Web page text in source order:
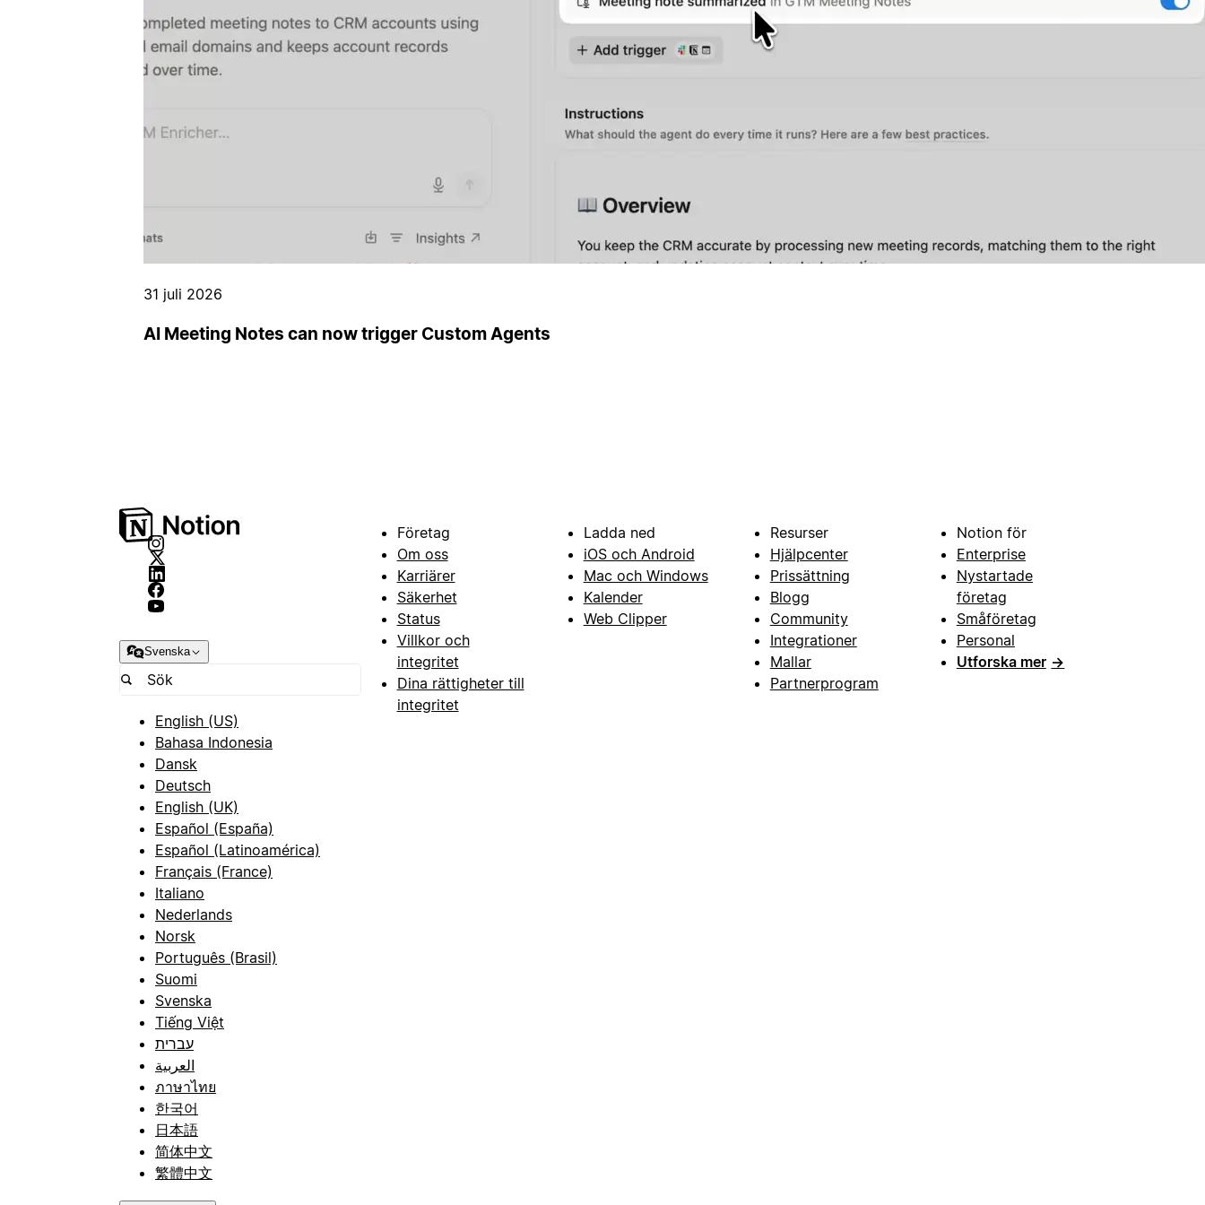
31 juli 2026
AI Meeting Notes can now trigger Custom Agents
Svenska
English (US)
Bahasa Indonesia
Dansk
Deutsch
English (UK)
Español (España)
Español (Latinoamérica)
Français (France)
Italiano
Nederlands
Norsk
Português (Brasil)
Suomi
Svenska
Tiếng Việt
עברית
العربية
ภาษาไทย
한국어
日本語
简体中文
繁體中文
Företag
Om oss
Karriärer
Säkerhet
Status
Villkor och
integritet
Dina rättigheter till
integritet
Ladda ned
iOS och Android
Mac och Windows
Kalender
Web Clipper
Resurser
Hjälpcenter
Prissättning
Blogg
Community
Integrationer
Mallar
Partnerprogram
Notion för
Enterprise
Nystartade
företag
Småföretag
Personal
Utforska mer →